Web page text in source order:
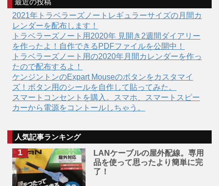
2021年トラベラーズノートレギュラーサイズの月間カ
レンダーを配布します！
トラベラーズノート用2020年 見開き2週間ダイアリー
を作ったよ！自作できるPDFファイルを公開中！
トラベラーズノート用の2020年月間カレンダーを作っ
たので配布するよ！
ケンジントンのExpart Mouseのボタンをカスタマイ
ズ！ボタン用のシールを自作して貼ってみた。
スマートコンセントを購入。スマホ、スマートスピー
カーから電源をコントールしちゃう。
人気記事ランキング
LANケーブルの屋外配線。専用
品を使って思ったより簡単に完
了！